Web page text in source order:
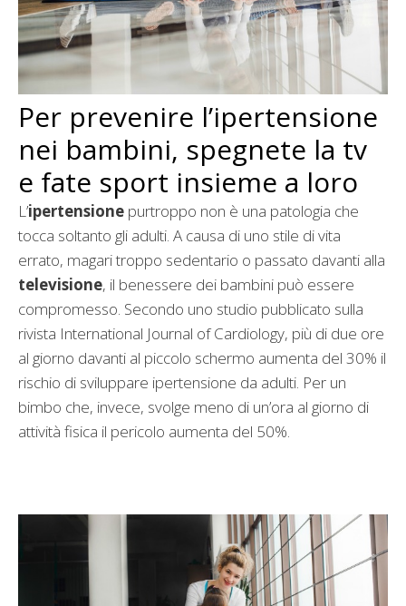
Per prevenire l’ipertensione
nei bambini, spegnete la tv
e fate sport insieme a loro
L’ipertensione purtroppo non è una patologia che
tocca soltanto gli adulti. A causa di uno stile di vita
errato, magari troppo sedentario o passato davanti alla
televisione, il benessere dei bambini può essere
compromesso. Secondo uno studio pubblicato sulla
rivista International Journal of Cardiology, più di due ore
al giorno davanti al piccolo schermo aumenta del 30% il
rischio di sviluppare ipertensione da adulti. Per un
bimbo che, invece, svolge meno di un’ora al giorno di
attività fisica il pericolo aumenta del 50%.